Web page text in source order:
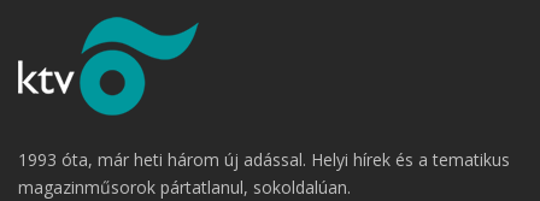
1993 óta, már heti három új adással. Helyi hírek és a tematikus
magazinműsorok pártatlanul, sokoldalúan.